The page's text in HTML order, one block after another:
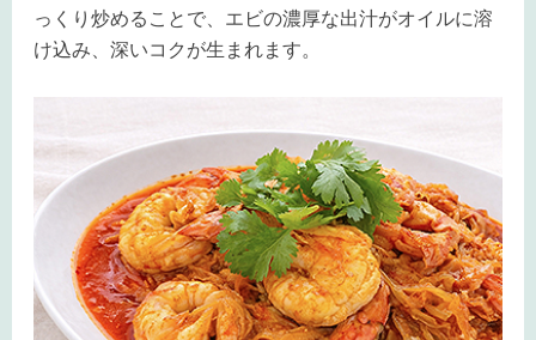
っくり炒めることで、エビの濃厚な出汁がオイルに溶
け込み、深いコクが生まれます。